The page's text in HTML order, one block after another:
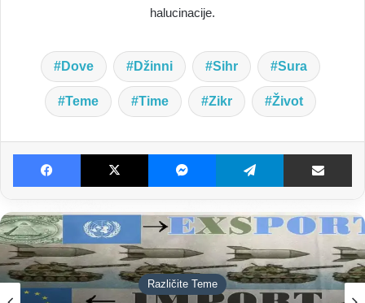
halucinacije.
Dove Džinni Sihr Sura
Teme Time Zikr Život
Facebook X Messenger Telegram
Različite Teme